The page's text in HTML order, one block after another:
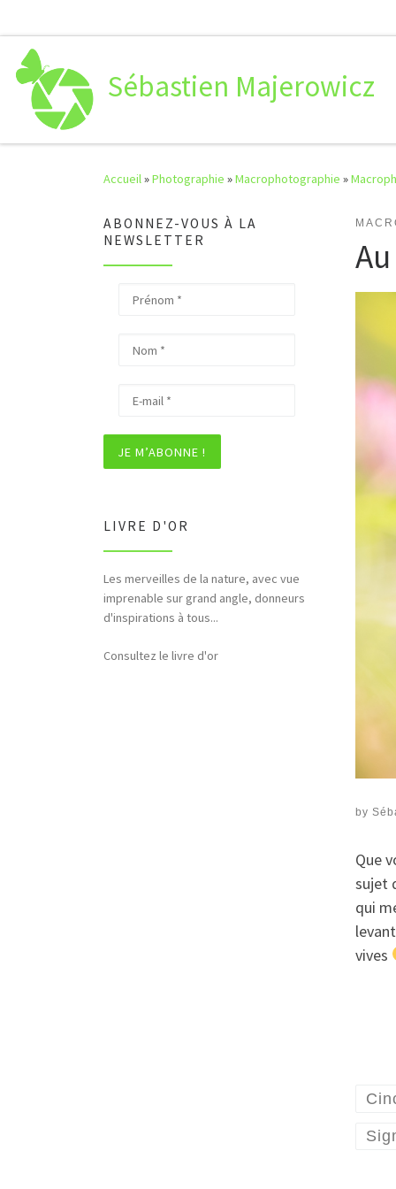
Sébastien Majerowicz
Accueil»Photographie »Macrophotographie »
by
Que
sujet
qui
vives
ABONNEZ-VOUS À LA
NEWSLETTER
LIVRE D'OR
Les merveilles de la nature, avec vue
imprenable sur grand angle, donneurs
d'inspirations à tous...
Bonjour et merci pour tous ces
hommages rendus à la nature (faune,
flore,etc...)
Consultez le livre d'or